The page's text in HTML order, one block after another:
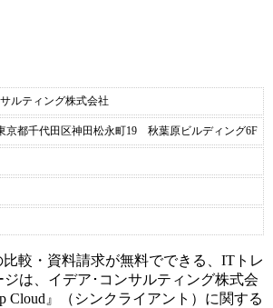
ルティング株式会社
京都千代田区神田松永町19 秋葉原ビルディング6F
較・資料請求が無料でできる、ITトレ
は、 イデア･コンサルティング株式会
Cloud 』（ シンクライアント ）に関する